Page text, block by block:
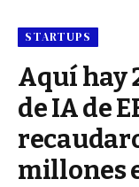
STARTUPS
Aquí hay
de IA de
millones